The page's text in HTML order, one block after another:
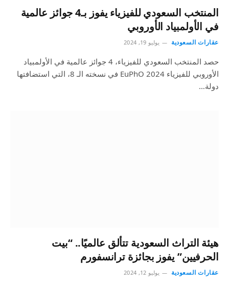
المنتخب السعودي للفيزياء يفوز بـ4 جوائز عالمية
في الأولمبياد الأوروبي
عقارات السعودية يوليو 19, 2024
حصد المنتخب السعودي للفيزياء، 4 جوائز عالمية في الأولمبياد
الأوروبي للفيزياء EuPhO 2024 في نسخته الـ 8، التي استضافتها
دولة…
هيئة التراث السعودية تتألق عالميًا.. “بيت
الحرفيين” يفوز بجائزة ترانسفورم
عقارات السعودية يوليو 12, 2024